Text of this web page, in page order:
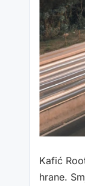
Kafić
hrane.